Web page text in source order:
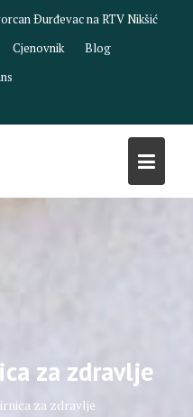
Savić na RTV Nikšić
Cjenovnik
Blog
za zdravlje
za zdravlje